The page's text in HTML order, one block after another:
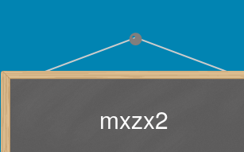
mxzx2